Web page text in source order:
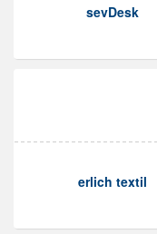
sevDesk
erlich textil